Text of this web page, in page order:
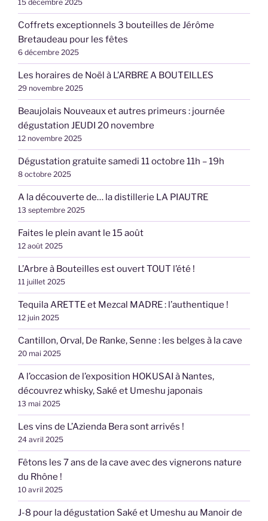
15 décembre 2025
Coffrets exceptionnels 3 bouteilles de Jérôme
Bretaudeau pour les fêtes
6 décembre 2025
Les horaires de Noël à L’ARBRE A BOUTEILLES
29 novembre 2025
Beaujolais Nouveaux et autres primeurs : journée
dégustation JEUDI 20 novembre
12 novembre 2025
Dégustation gratuite samedi 11 octobre 11h – 19h
8 octobre 2025
A la découverte de… la distillerie LA PIAUTRE
13 septembre 2025
Faites le plein avant le 15 août
12 août 2025
L’Arbre à Bouteilles est ouvert TOUT l’été !
11 juillet 2025
Tequila ARETTE et Mezcal MADRE : l’authentique !
12 juin 2025
Cantillon, Orval, De Ranke, Senne : les belges à la cave
20 mai 2025
A l’occasion de l’exposition HOKUSAI à Nantes,
découvrez whisky, Saké et Umeshu japonais
13 mai 2025
Les vins de L’Azienda Bera sont arrivés !
24 avril 2025
Fêtons les 7 ans de la cave avec des vignerons nature
du Rhône !
10 avril 2025
J-8 pour la dégustation Saké et Umeshu au Manoir de